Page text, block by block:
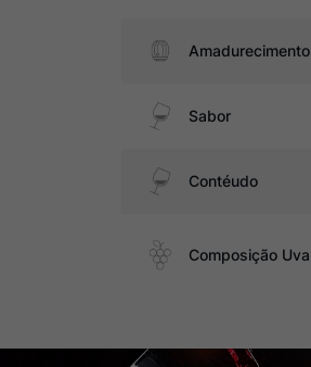
Amadurecimento
Sabor
Contéudo
Composição Uva